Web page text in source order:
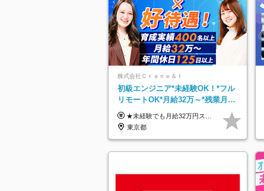
株式会社Ｃｒａｎｅ＆Ｉ
初級エンジニア*未経験OK！*フル
リモートOK*月給32万～*残業月
9.8h*1ヶ月の研修*資格取得率
100％
★未経験でも月給32万円スタート★ 月収32万円～35万円＋各種手当（資格手当だけで毎月15万の上乗せ実績あり！） ★資格手当豊富！1資格につき最大3万円支給 ★功績手当の導入で、毎月のお給与に上乗せで最大10万円支給している社員も！ ★1回の昇級で年収数十万UPも可 ★ゆくゆくは年収1000万以上も目指せる 年俸384万円～1,162万8,000円（12分割） ※経験・スキルを考慮の上決定します ※上記金額には固定残業代（月30h分・60,800円～66,500円）を含みます ※超過分は別途全額支給します ※試用期間2ヶ月間あり（その他待遇に差異はありません）
東京都